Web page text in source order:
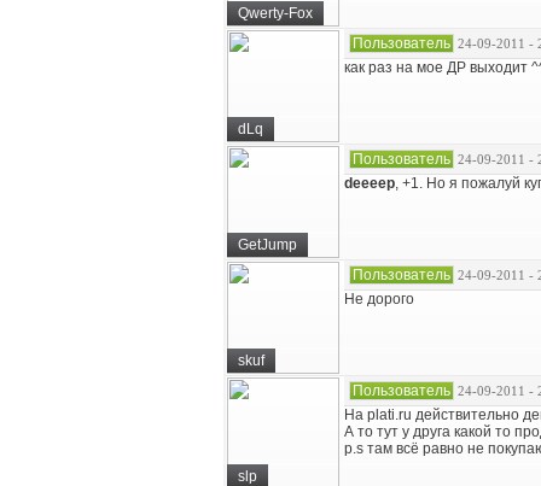
Qwerty-Fox
dLq
Пользователь 24-09-2011 -
как раз на мое ДР выходит
GetJump
Пользователь 24-09-2011 -
deeeep, +1. Но я пожалуй
skuf
Пользователь 24-09-2011 -
Не дорого
slp
Пользователь 24-09-2011 -
На plati.ru действительно
А то тут у друга какой то
p.s там всё равно не